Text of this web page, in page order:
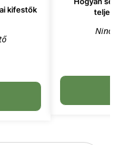
kifestők